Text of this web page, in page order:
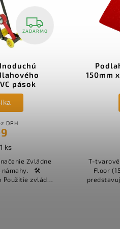
značenie T tvar
x 150mm červené - sada
10 ks
€14,63 bez DPH
podlahové značenie Safety
mm x 150 mm, červené)
profesionálne riešenie pre